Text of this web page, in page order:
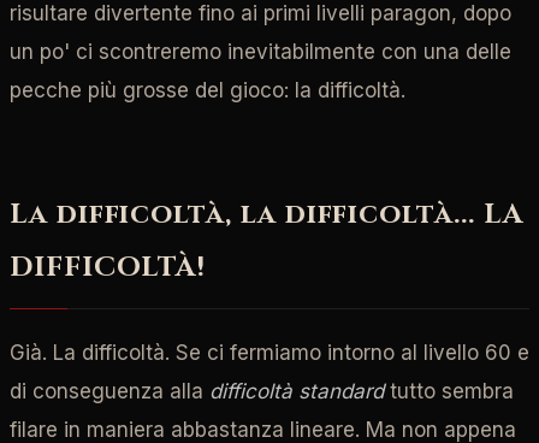
risultare divertente fino ai primi livelli paragon, dopo
un po' ci scontreremo inevitabilmente con una delle
pecche più grosse del gioco: la difficoltà.
La difficoltà, la difficoltà... LA
DIFFICOLTÀ!
Già. La difficoltà. Se ci fermiamo intorno al livello 60 e
di conseguenza alla difficoltà standardtutto sembra
filare in maniera abbastanza lineare. Ma non appena